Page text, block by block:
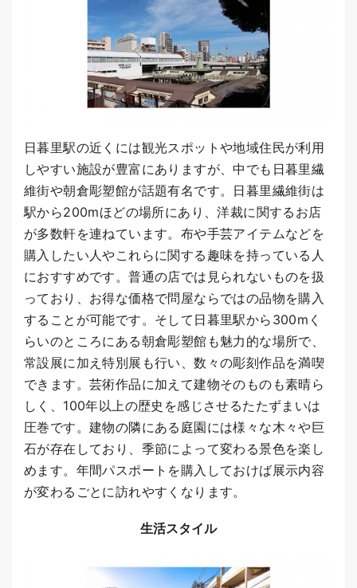
日暮里駅の近くには観光スポットや地域住民が利用
しやすい施設が豊富にありますが、中でも日暮里繊
維街や朝倉彫塑館が話題有名です。日暮里繊維街は
駅から200mほどの場所にあり、洋裁に関するお店
が多数軒を連ねています。布や手芸アイテムなどを
購入したい人やこれらに関する趣味を持っている人
におすすめです。普通の店では見られないものを扱
っており、お得な価格で問屋ならではの品物を購入
することが可能です。そして日暮里駅から300mく
らいのところにある朝倉彫塑館も魅力的な場所で、
常設展に加え特別展も行い、数々の彫刻作品を満喫
できます。芸術作品に加えて建物そのものも素晴ら
しく、100年以上の歴史を感じさせるたたずまいは
圧巻です。建物の隣にある庭園には様々な木々や巨
石が存在しており、季節によって変わる景色を楽し
めます。年間パスポートを購入しておけば展示内容
が変わるごとに訪れやすくなります。
生活スタイル